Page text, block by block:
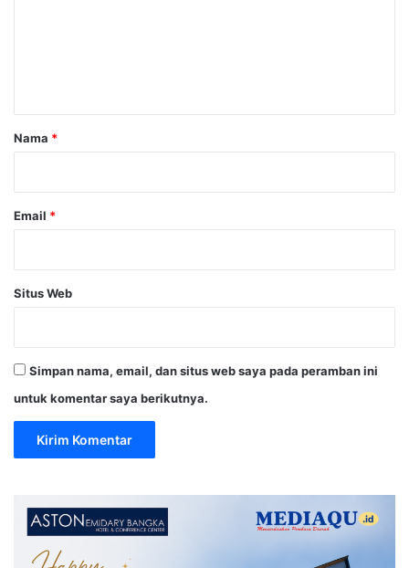
r
Nama *
Email *
Situs Web
Simpan nama, email, dan situs web saya pada peramban ini
untuk komentar saya berikutnya.